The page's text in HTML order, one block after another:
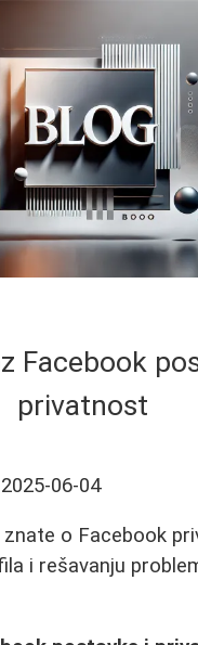
Facebook
privatnost
2025-06-04
o Facebook
i rešavanju